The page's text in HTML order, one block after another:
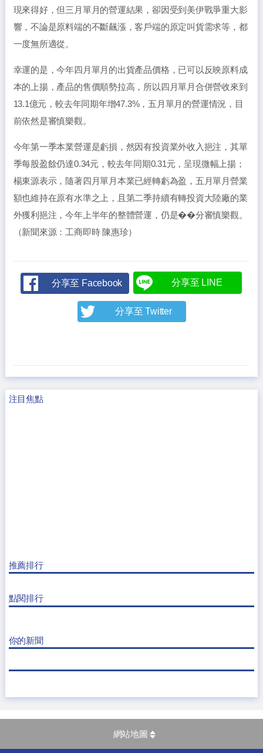
現來得好，但三月單月的營運結果，卻因受到美伊戰爭重大影
響，不論是原料端的不斷飆漲，客戶端的原定叫貨需求等，都
一度無所適從。
幸運的是，今年四月單月的出貨產品價格，已可以反映原料成
本的上揚，產品的售價順勢拉高，所以四月單月合併營收來到
13.1億元，較去年同期年增47.3%，五月單月的營運情況，目
前依然是審慎樂觀。
今年第一季本業營運是虧損，然因有投資業外收入挹注，其單
季每股盈餘仍達0.34元，較去年同期0.31元，呈現微幅上揚；
楊東源表示，隨著四月單月本業已經轉虧為盈，五月單月營業
額也維持在原有水準之上，且第二季持續有轉投資大陸廠的業
外獲利挹注，今年上半年的整體營運，仍是��分審慎樂觀。
（新聞來源：工商即時 陳惠珍）
分享至 Facebook 分享至 LINE
分享至 Twitter
注目焦點
推薦排行
點閱排行
你的新聞
網站地圖